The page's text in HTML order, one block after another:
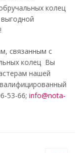
колец
связанным с
колец Вы
нашей
53-66; info@nota-